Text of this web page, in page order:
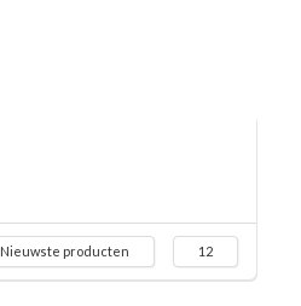
Nieuwste producten 12